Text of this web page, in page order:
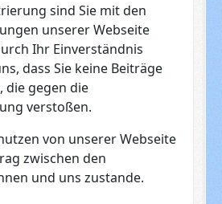
sind Sie mit den
unserer Webseite
Ihr Einverständnis
dass Sie keine Beiträge
die gegen die
verstoßen.
von unserer Webseite
zwischen den
und uns zustande.